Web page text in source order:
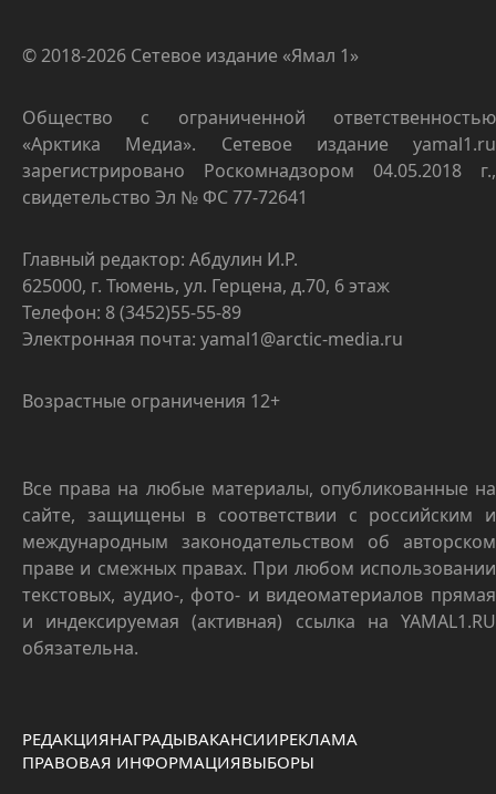
© 2018-2026 Сетевое издание «Ямал 1»
Общество с ограниченной ответственностью
«Арктика Медиа». Сетевое издание yamal1.ru
зарегистрировано Роскомнадзором 04.05.2018 г.,
свидетельство Эл № ФС 77-72641
Главный редактор: Абдулин И.Р.
625000, г. Тюмень, ул. Герцена, д.70, 6 этаж
Телефон: 8 (3452)55-55-89
Электронная почта: yamal1@arctic-media.ru
Возрастные ограничения 12+
Все права на любые материалы, опубликованные на
сайте, защищены в соответствии с российским и
международным законодательством об авторском
праве и смежных правах. При любом использовании
текстовых, аудио-, фото- и видеоматериалов прямая
и индексируемая (активная) ссылка на YAMAL1.RU
обязательна.
РЕДАКЦИЯНАГРАДЫВАКАНСИИРЕКЛАМА
ПРАВОВАЯ ИНФОРМАЦИЯВЫБОРЫ